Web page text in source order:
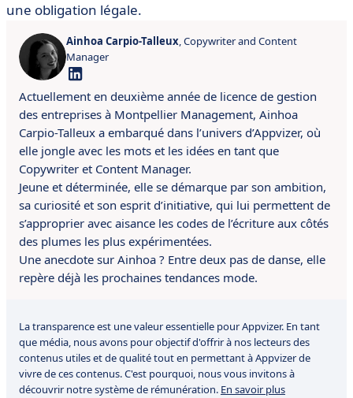
une obligation légale.
Ainhoa Carpio-Talleux, Copywriter and Content
Manager
Actuellement en deuxième année de licence de gestion
des entreprises à Montpellier Management, Ainhoa
Carpio-Talleux a embarqué dans l’univers d’Appvizer, où
elle jongle avec les mots et les idées en tant que
Copywriter et Content Manager.
Jeune et déterminée, elle se démarque par son ambition,
sa curiosité et son esprit d’initiative, qui lui permettent de
s’approprier avec aisance les codes de l’écriture aux côtés
des plumes les plus expérimentées.
Une anecdote sur Ainhoa ? Entre deux pas de danse, elle
repère déjà les prochaines tendances mode.
La transparence est une valeur essentielle pour Appvizer. En tant
que média, nous avons pour objectif d'offrir à nos lecteurs des
contenus utiles et de qualité tout en permettant à Appvizer de
vivre de ces contenus. C'est pourquoi, nous vous invitons à
découvrir notre système de rémunération. En savoir plus